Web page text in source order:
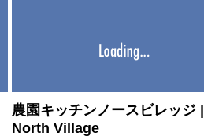
農園キッチンノースビレッジ |
North Village